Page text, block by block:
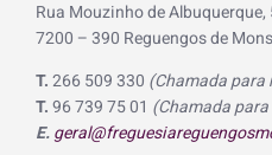
Rua Mouzinho de Albuquerque,
7200 – 390 Reguengos de
T.266 509 330 (Chamada para
T.96 739 75 01 (Chamada
E.